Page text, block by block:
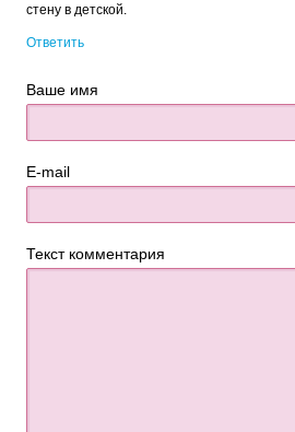
стену в детской.
Ответить
Ваше имя
E-mail
Текст комментария